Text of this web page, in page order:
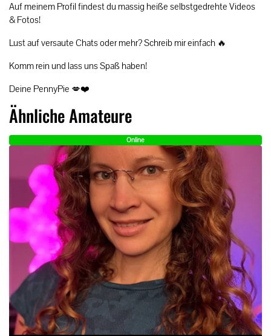
Auf meinem Profil findest du massig heiße selbstgedrehte Videos
& Fotos!
Lust auf versaute Chats oder mehr? Schreib mir einfach 🔥
Komm rein und lass uns Spaß haben!
Deine PennyPie 💋❤️
Ähnliche Amateure
Online